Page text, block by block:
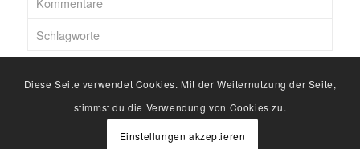
Schlagworte
Diese Seite verwendet Cookies. Mit der Weiternutzung der Seite,
stimmst du die Verwendung von Cookies zu.
Einstellungen akzeptieren